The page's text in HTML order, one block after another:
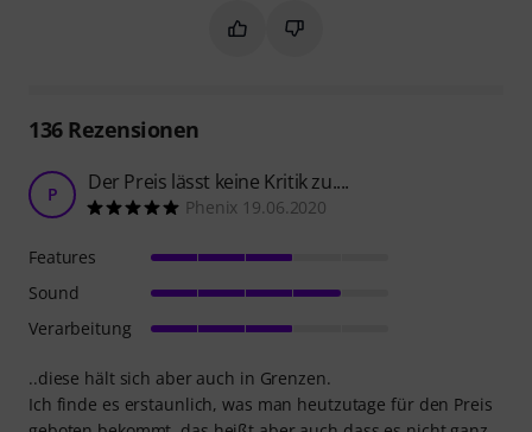
Markieren Sie diese
Markieren Sie diese
136Rezensionen
P Der Preis lässt keine Kritik zu....
Phenix 19.06.2020
..diese hält sich aber auch in Grenzen.
Ich finde es erstaunlich, was man heutzutage für den Preis
Features
Sound
Verarbeitung